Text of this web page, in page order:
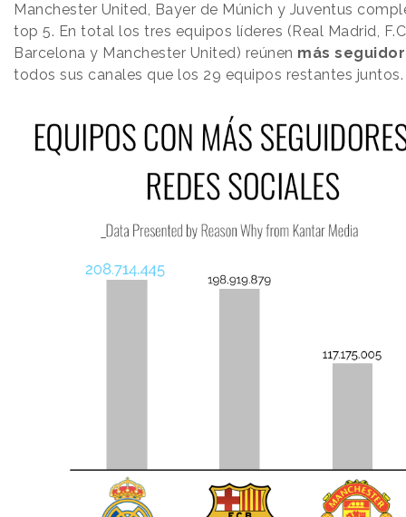
Manchester United, Bayer de Múnich y Juventus
top 5. En total los tres equipos líderes (Real Madrid,
Barcelona y Manchester United) reúnen más
todos sus canales que los 29 equipos restantes juntos.